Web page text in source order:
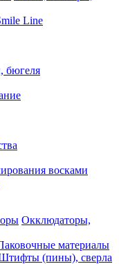
Line
бюгеля
восками
Окклюдаторы,
материалы
(пины), сверла